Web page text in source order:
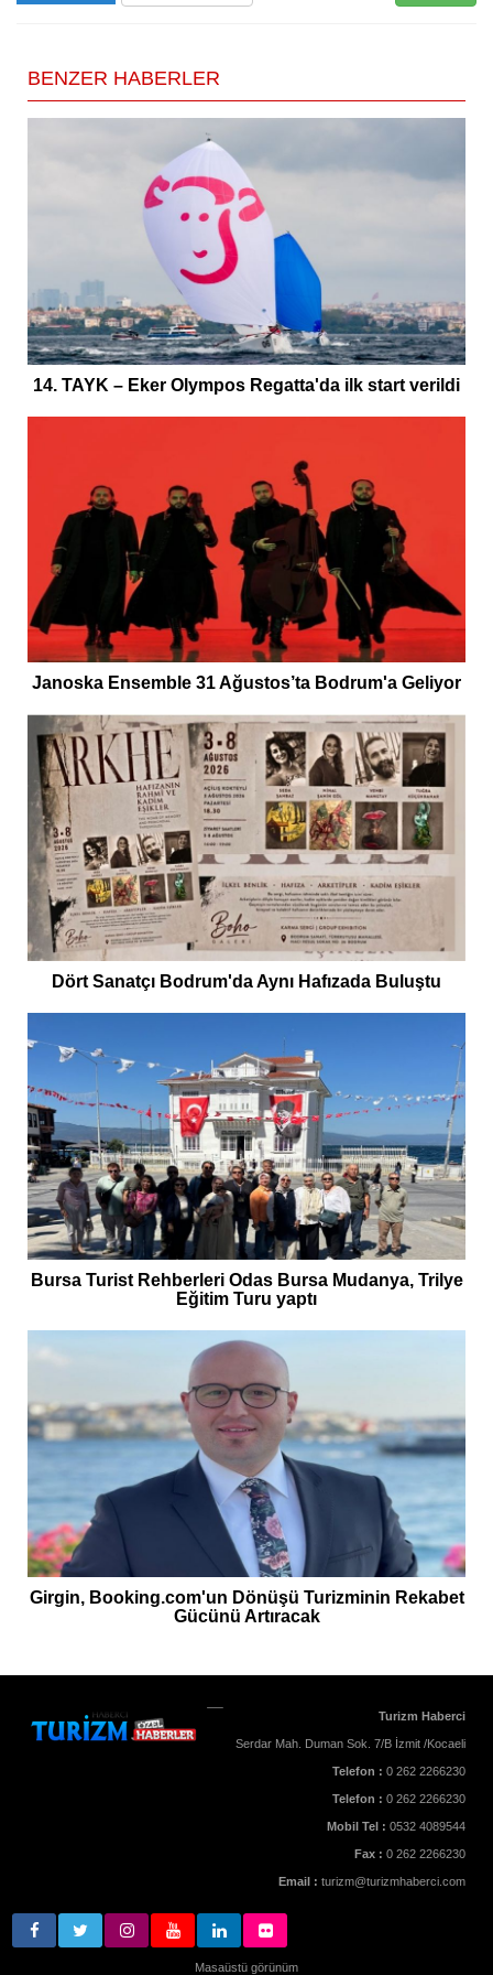
BENZER HABERLER
14. TAYK – Eker Olympos Regatta'da ilk start verildi
Janoska Ensemble 31 Ağustos’ta Bodrum'a Geliyor
Dört Sanatçı Bodrum'da Aynı Hafızada Buluştu
Bursa Turist Rehberleri Odas Bursa Mudanya, Trilye
Eğitim Turu yaptı
Girgin, Booking.com'un Dönüşü Turizminin Rekabet
Gücünü Artıracak
Turizm Haberci
Serdar Mah. Duman Sok. 7/B İzmit /Kocaeli
Telefon : 0 262 2266230
Telefon : 0 262 2266230
Mobil Tel : 0532 4089544
Fax : 0 262 2266230
Email : turizm@turizmhaberci.com
Masaüstü görünüm